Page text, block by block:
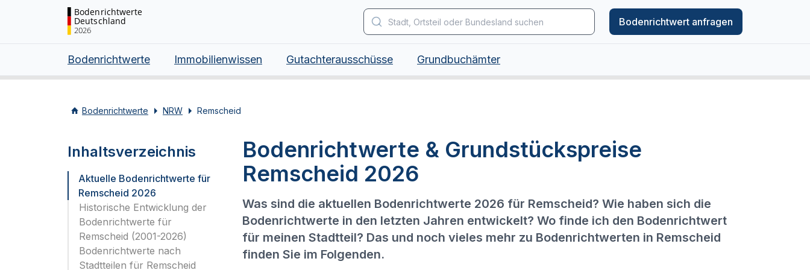
Bodenrichtwerte
Deutschland
2026
Bodenrichtwert anfragen
Bodenrichtwerte Immobilienwissen Gutachterausschüsse Grundbuchämter
Bodenrichtwerte NRW Remscheid
Inhaltsverzeichnis
Aktuelle Bodenrichtwerte für
Remscheid 2026
Historische Entwicklung der
Bodenrichtwerte für
Remscheid (2001-2026)
Bodenrichtwerte nach
Stadtteilen für Remscheid
Bodenrichtwerte & Grundstückspreise
Remscheid 2026
Was sind die aktuellen Bodenrichtwerte 2026 für Remscheid? Wie haben sich die
Bodenrichtwerte in den letzten Jahren entwickelt? Wo finde ich den Bodenrichtwert
für meinen Stadtteil? Das und noch vieles mehr zu Bodenrichtwerten in Remscheid
finden Sie im Folgenden.